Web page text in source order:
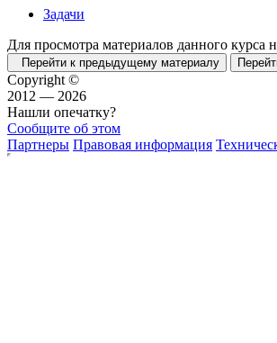
Задачи
Для просмотра материалов данного курса
Перейти к предыдущему материалу
Copyright ©
2012 — 2026
Нашли опечатку?
Сообщите об этом
Партнеры Правовая информация